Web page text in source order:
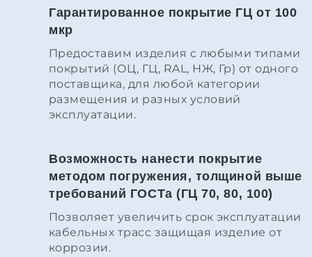
Гарантированное покрытие ГЦ от 100
мкр
Предоставим изделия с любыми типами
покрытий (ОЦ, ГЦ, RAL, НЖ, Гр) от одного
поставщика, для любой категории
размещения и разных условий
эксплуатации.
Возможность нанести покрытие
методом погружения, толщиной выше
требований ГОСТа (ГЦ 70, 80, 100)
Позволяет увеличить срок эксплуатации
кабельных трасс защищая изделие от
коррозии.